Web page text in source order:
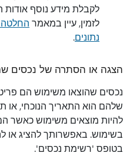
לקבלת מידע נוסף אודות
לזמין, עיין במאמר
נתונים.
הצגה או הסתרה של נכסים
נכסים שהוצאו משימוש הם
שלהם הוא התאריך הנוכחי, או
להיות מוצאים משימוש כאשר
בשימוש. באפשרותך להציג או
בטופס 'רשימת נכסים'.